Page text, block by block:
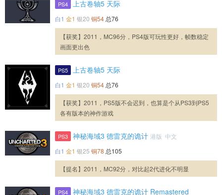
PS4 上古卷轴5 天际
白1 金1 银20 铜54 总76
【获奖】2011，MC96分，PS4版可玩性更好，帧数稳定
画面更出色
PS5 上古卷轴5 天际
白1 金1 银20 铜54 总76
【获奖】2011，PS5版不会迟到，也算是个从PS3到PS5
各有版本的神作游戏
PS3 神秘海域3 德雷克的诡计 港版 中文
白1 金1 银25 铜78 总105
【提名】2011，MC92分，对比起2代进化不明显
PS4 神秘海域3 德雷克的诡计 Remastered